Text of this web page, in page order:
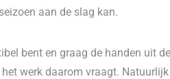
aan de slag kan.
bent en graag de handen uit
werk daarom vraagt.